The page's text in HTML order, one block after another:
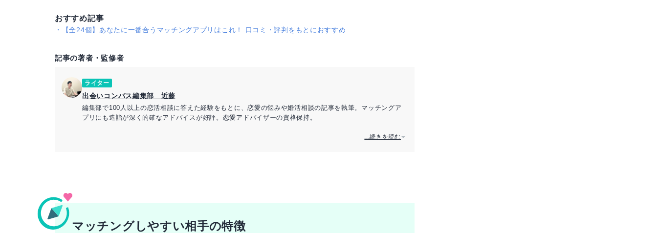
おすすめ記事
・ 【全24個】あなたに一番合うマッチングアプリはこれ！ 口コミ・評判をもとにおすすめ
記事の著者・監修者
ライター
出会いコンパス編集部 近藤
編集部で100人以上の恋活相談に答えた経験をもとに、恋愛の悩みや婚活相談の記事を執筆。マッチングア
プリにも造詣が深く的確なアドバイスが好評。恋愛アドバイザーの資格保持。
...続きを読む
マッチングしやすい相手の特徴